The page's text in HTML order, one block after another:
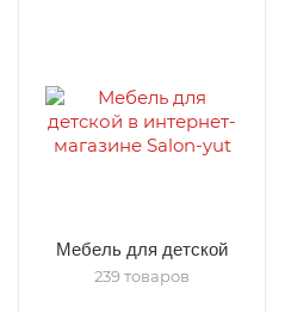
Мебель для детской
239 товаров